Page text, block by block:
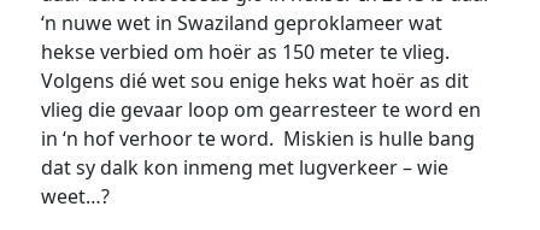
‘n nuwe wet in Swaziland geproklameer wat
hekse verbied om hoër as 150 meter te vlieg.
Volgens dié wet sou enige heks wat hoër as dit
vlieg die gevaar loop om gearresteer te word en
in ‘n hof verhoor te word. Miskien is hulle bang
dat sy dalk kon inmeng met lugverkeer – wie
weet…?